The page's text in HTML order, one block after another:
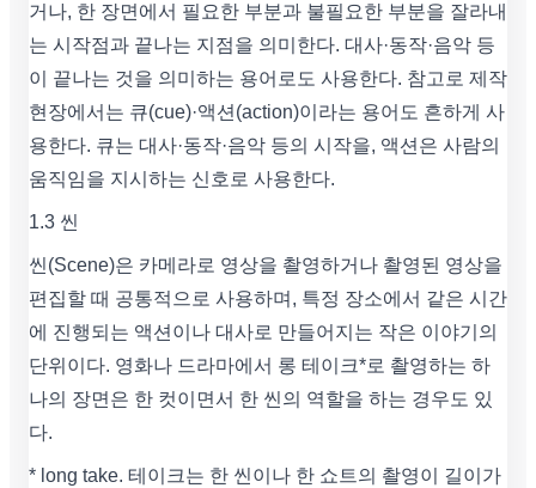
거나, 한 장면에서 필요한 부분과 불필요한 부분을 잘라내
는 시작점과 끝나는 지점을 의미한다. 대사·동작·음악 등
이 끝나는 것을 의미하는 용어로도 사용한다. 참고로 제작
현장에서는 큐(cue)·액션(action)이라는 용어도 흔하게 사
용한다. 큐는 대사·동작·음악 등의 시작을, 액션은 사람의
움직임을 지시하는 신호로 사용한다.
1.3 씬
씬(Scene)은 카메라로 영상을 촬영하거나 촬영된 영상을
편집할 때 공통적으로 사용하며, 특정 장소에서 같은 시간
에 진행되는 액션이나 대사로 만들어지는 작은 이야기의
단위이다. 영화나 드라마에서 롱 테이크*로 촬영하는 하
나의 장면은 한 컷이면서 한 씬의 역할을 하는 경우도 있
다.
* long take. 테이크는 한 씬이나 한 쇼트의 촬영이 길이가